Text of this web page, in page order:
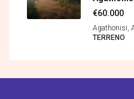
€60.000
Agathonisi,
TERRENΟ